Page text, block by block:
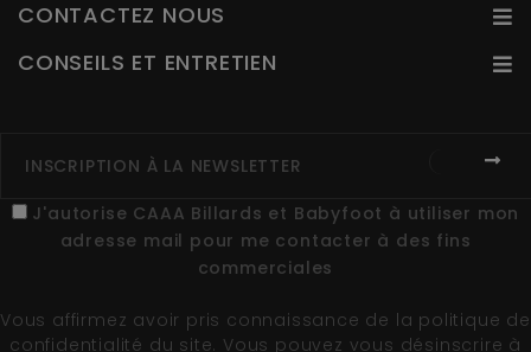
CONTACTEZ NOUS
CONSEILS ET ENTRETIEN
J'autorise CAAA Billards et Babyfoot à utiliser mon
adresse mail pour me contacter à des fins
commerciales
Vous affirmez avoir pris connaissance de la politique de
confidentialité du site. Vous pouvez vous désinscrire à